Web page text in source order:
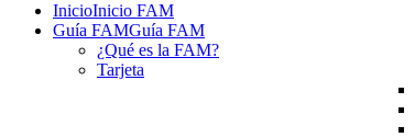
InicioInicio FAM
Guía FAMGuía FAM
¿Qué es la FAM?
Tarjeta